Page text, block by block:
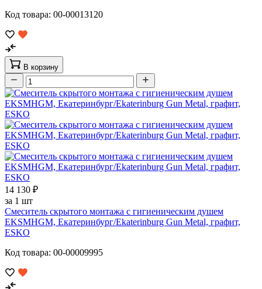
Код товара: 00-00013120
В корзину
14 130 ₽
за 1 шт
Смеситель скрытого монтажа с гигиеническим душем
EKSMHGM, Екатеринбург/Ekaterinburg Gun Metal, графит,
ESKO
Код товара: 00-00009995